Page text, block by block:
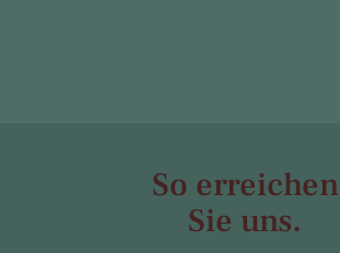
So erreichen
Sie uns.